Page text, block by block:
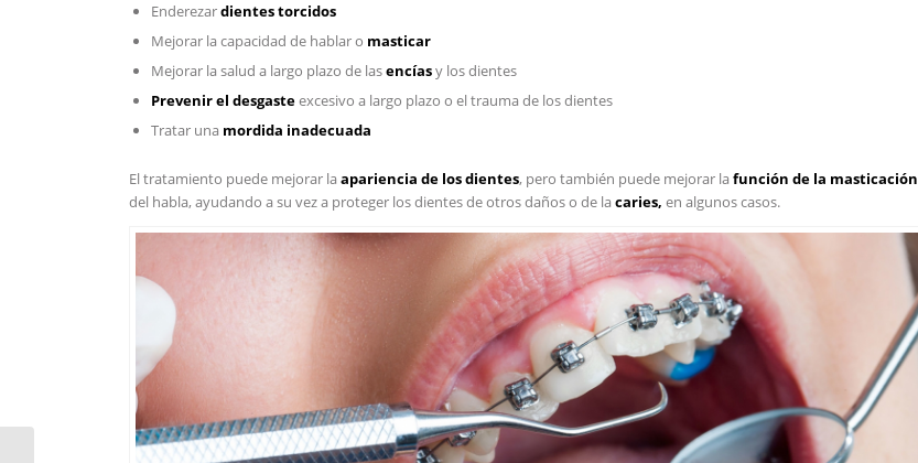
Enderezardientes torcidos
Mejorar la capacidad de hablar o masticar
Mejorar la salud a largo plazo de lasencíasy los dientes
Prevenir el desgasteexcesivo a largo plazo o el trauma de los dientes
Tratar una mordida inadecuada
El tratamiento puede mejorar laapariencia de los dientes, pero también puede mejorar lafunción de la masticación
del habla, ayudando a su vez a proteger los dientes de otros daños o de lacaries, en algunos casos.